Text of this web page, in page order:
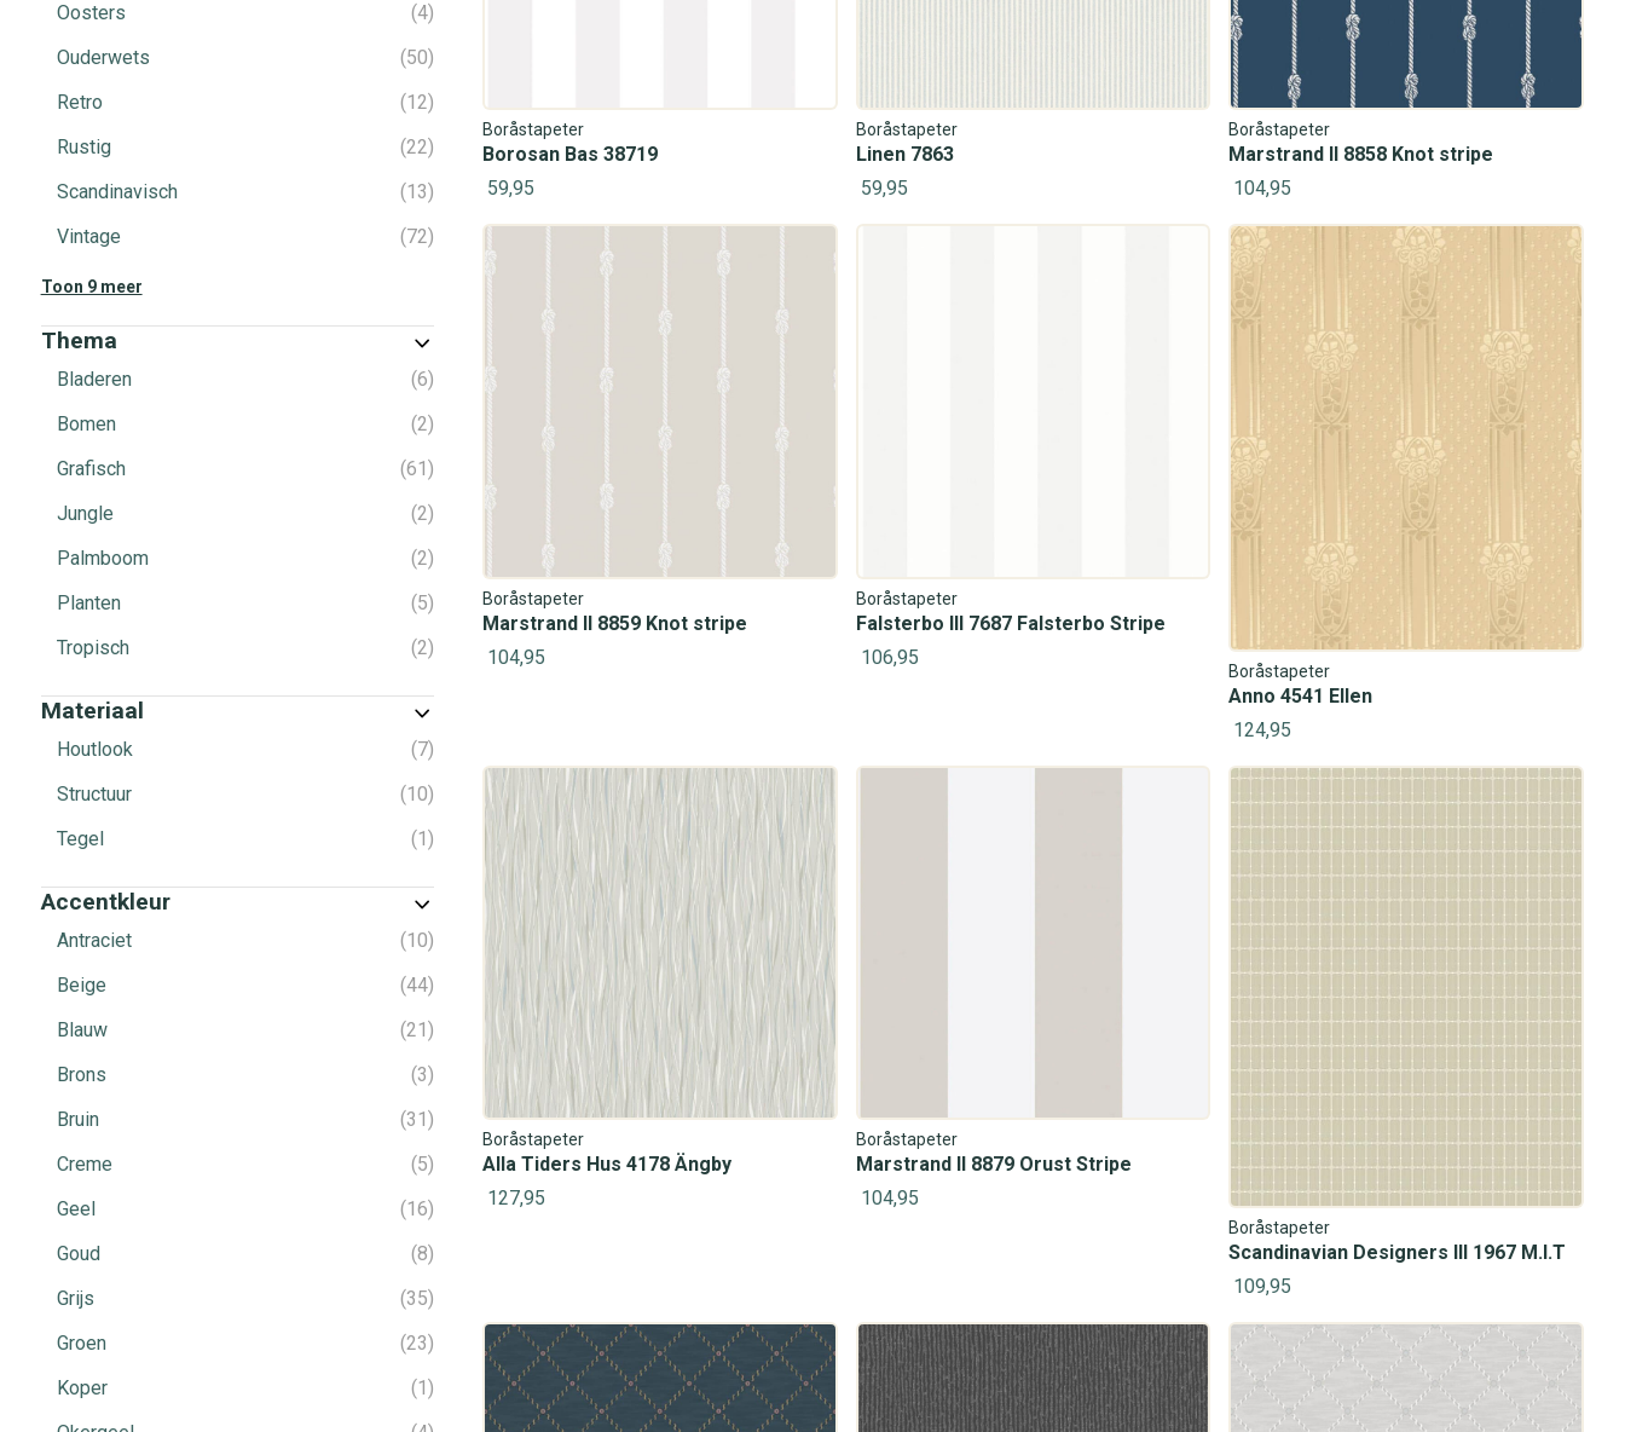
Oosters
4
Ouderwets
50
Retro
12
Rustig
22
Scandinavisch
13
Vintage
72
Toon 9 meer
Thema
Bladeren
6
Bomen
2
Grafisch
61
Jungle
2
Palmboom
2
Planten
5
Tropisch
2
Materiaal
Houtlook
7
Structuur
10
Tegel
1
Accentkleur
Antraciet
10
Beige
44
Blauw
21
Brons
3
Bruin
31
Creme
5
Geel
16
Goud
8
Grijs
35
Groen
23
Koper
1
Boråstapeter
Borosan Bas 38719
59,95
Boråstapeter
Linen 7863
59,95
Boråstapeter
Marstrand II 8858 Knot stripe
104,95
Boråstapeter
Marstrand II 8859 Knot stripe
104,95
Boråstapeter
Falsterbo III 7687 Falsterbo Stripe
106,95
Boråstapeter
Anno 4541 Ellen
124,95
Boråstapeter
Alla Tiders Hus 4178 Ängby
127,95
Boråstapeter
Marstrand II 8879 Orust Stripe
104,95
Boråstapeter
Scandinavian Designers III 1967 M.I.T
109,95